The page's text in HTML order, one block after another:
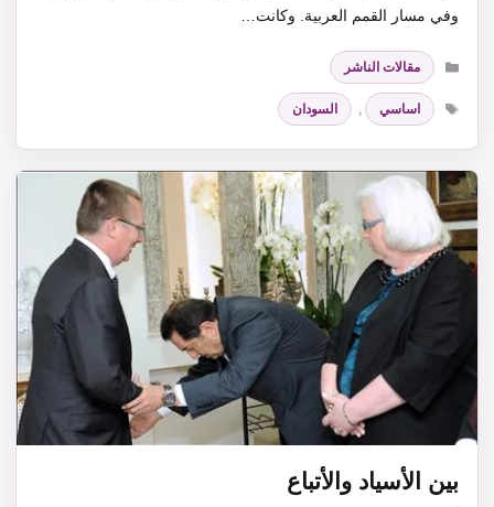
وفي مسار القمم العربية. وكانت…
التصنيفات
مقالات الناشر
الوسوم
اساسي , السودان
بين الأسياد والأتباع